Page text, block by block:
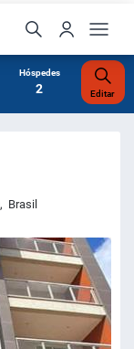
Hóspedes
2 Editar
, Brasil